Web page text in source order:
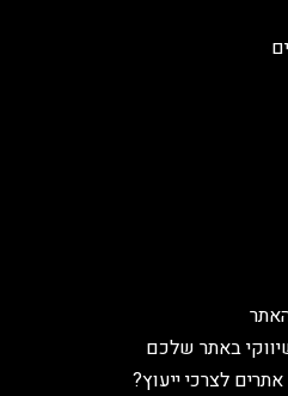
באתר שלכם
לצרכי ייעוץ?